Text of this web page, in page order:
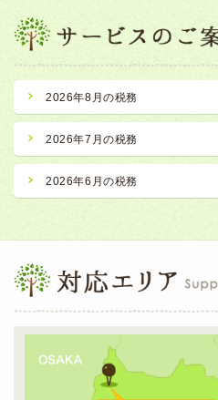
2026年8月の税務
2026年7月の税務
2026年6月の税務